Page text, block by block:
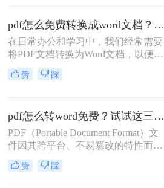
换word格式呢？本文将介绍两种常用
的免费PDF转Word的方法。
pdf怎么免费转换成word文档？教你3种实用方法!
在日常办公和学习中，我们经常需要
将PDF文档转换为Word文档，以便进
行编辑、修改和格式化。那么pdf怎么
免费转换成word文档呢？本文将介绍
赞 踩
pdf怎么转word免费？试试这三种方法！
PDF（Portable Document Format）文
件因其跨平台、不易篡改的特性而广
泛应用于各种场合。然而，在某些情
况下，我们可能需要将PDF文件转换
赞 踩